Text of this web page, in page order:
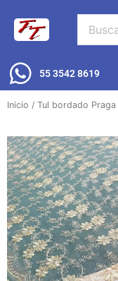
contenido
55 3542 8619
Inicio / Tul bordado Praga